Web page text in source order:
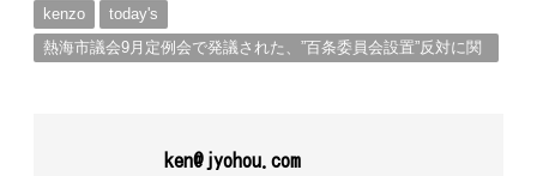
kenzo
today's
熱海市議会9月定例会で発議された、”百条委員会設置”反対に関
ken@jyohou.com